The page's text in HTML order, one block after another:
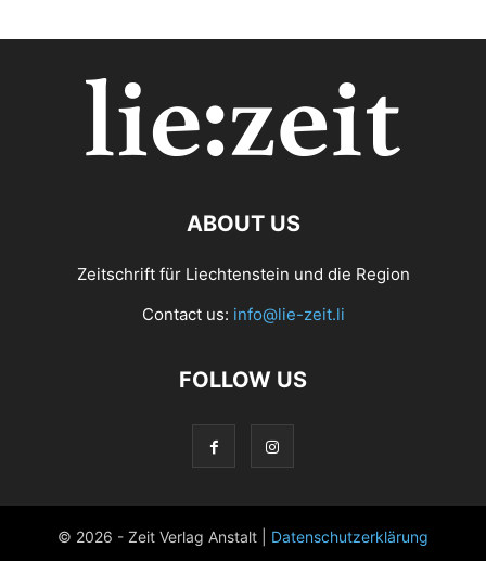
ABOUT US
Zeitschrift für Liechtenstein und die Region
Contact us: info@lie-zeit.li
FOLLOW US
© 2026 - Zeit Verlag Anstalt | Datenschutzerklärung